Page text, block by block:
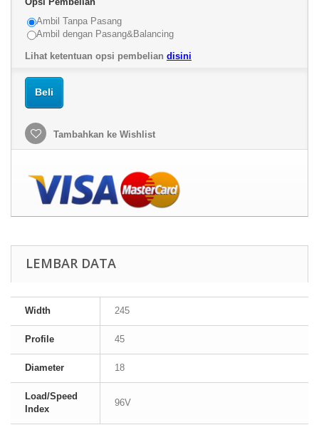
Ambil Tanpa Pasang
Ambil dengan Pasang&Balancing
Lihat ketentuan opsi pembelian disini
Beli
Tambahkan ke Wishlist
LEMBAR DATA
Width 245
Profile 45
Diameter 18
Load/Speed
Index
96V